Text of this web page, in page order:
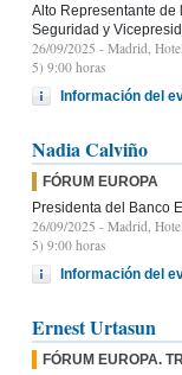
Alto Representante de
Seguridad y
26/09/2025 - Madrid,
5) 9:00 horas
Información del
Nadia Calviño
FÓRUM EUROPA
Presidenta del Banco
26/09/2025 - Madrid,
5) 9:00 horas
Información del
Ernest Urtasun
FÓRUM EUROPA.